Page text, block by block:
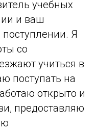
учебных
и ваш
Я
со
учиться в
поступать на
открыто и
предоставляю